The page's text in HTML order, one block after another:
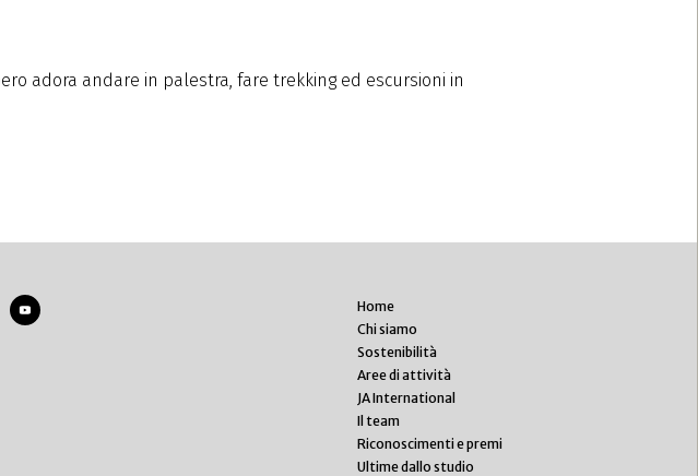
adora andare in palestra, fare trekking ed escursioni in
Home
Chi siamo
Sostenibilità
Aree di attività
JA International
Il team
Riconoscimenti e premi
Ultime dallo studio